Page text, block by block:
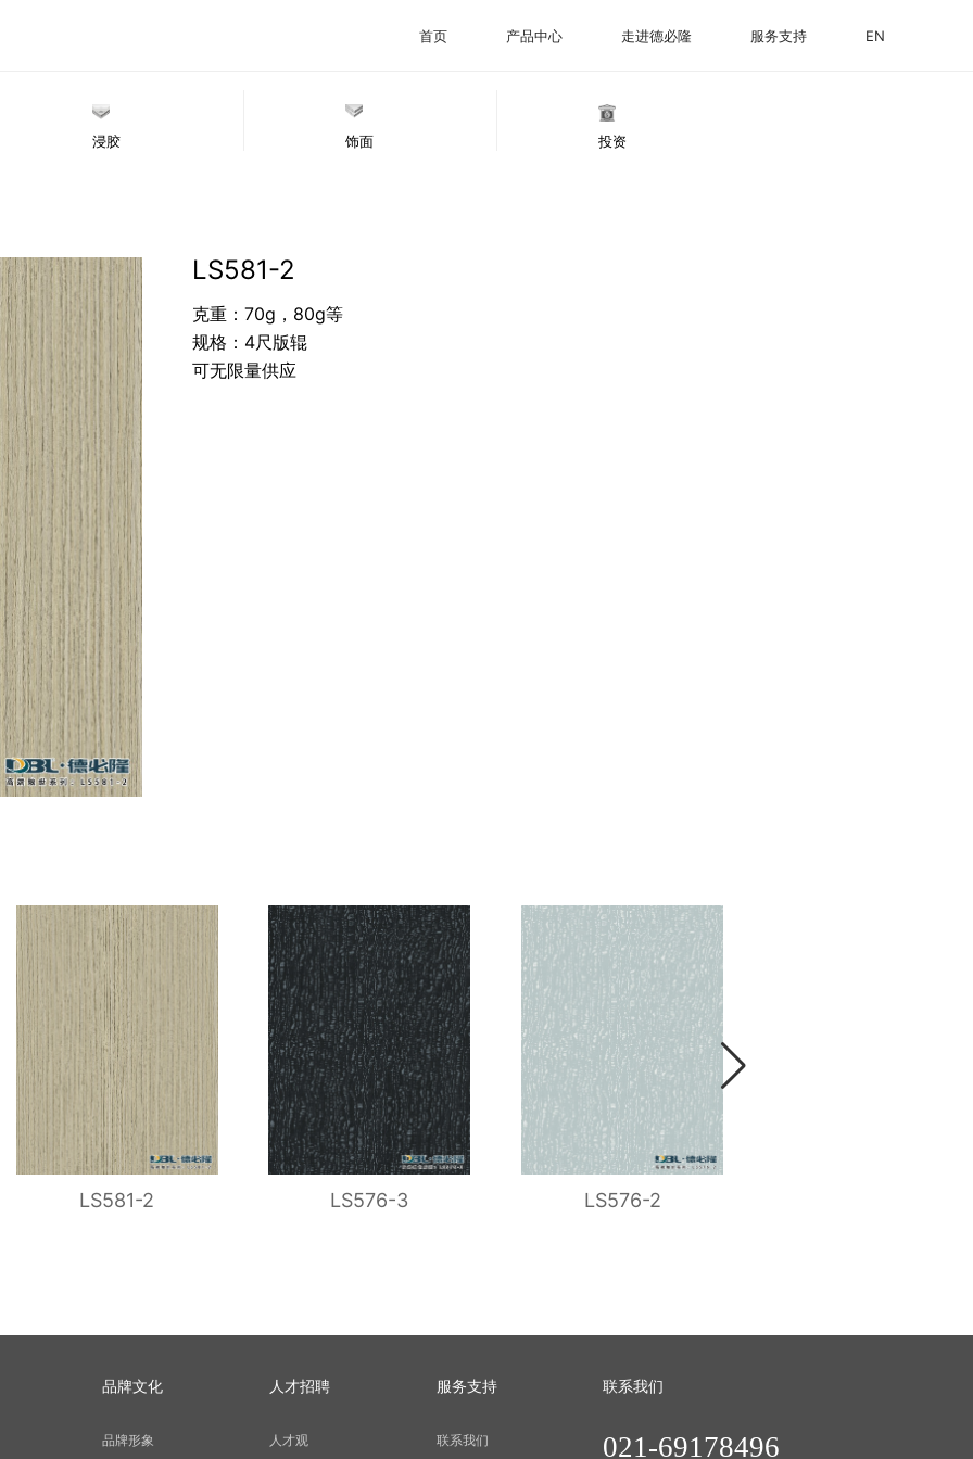
首页 产品中心 走进德必隆 服务支持 EN
浸胶 饰面 投资
LS581-2
克重：70g，80g等
规格：4尺版辊
可无限量供应
LS581-2 LS576-3 LS576-2
品牌文化
品牌形象
人才招聘
人才观
服务支持
联系我们
联系我们
021-69178496